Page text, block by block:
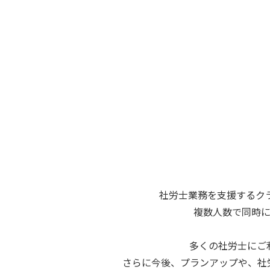
社労士業務を支援する
複数人数で同時
多くの社労士に
さらに今後、プランアップや、 社